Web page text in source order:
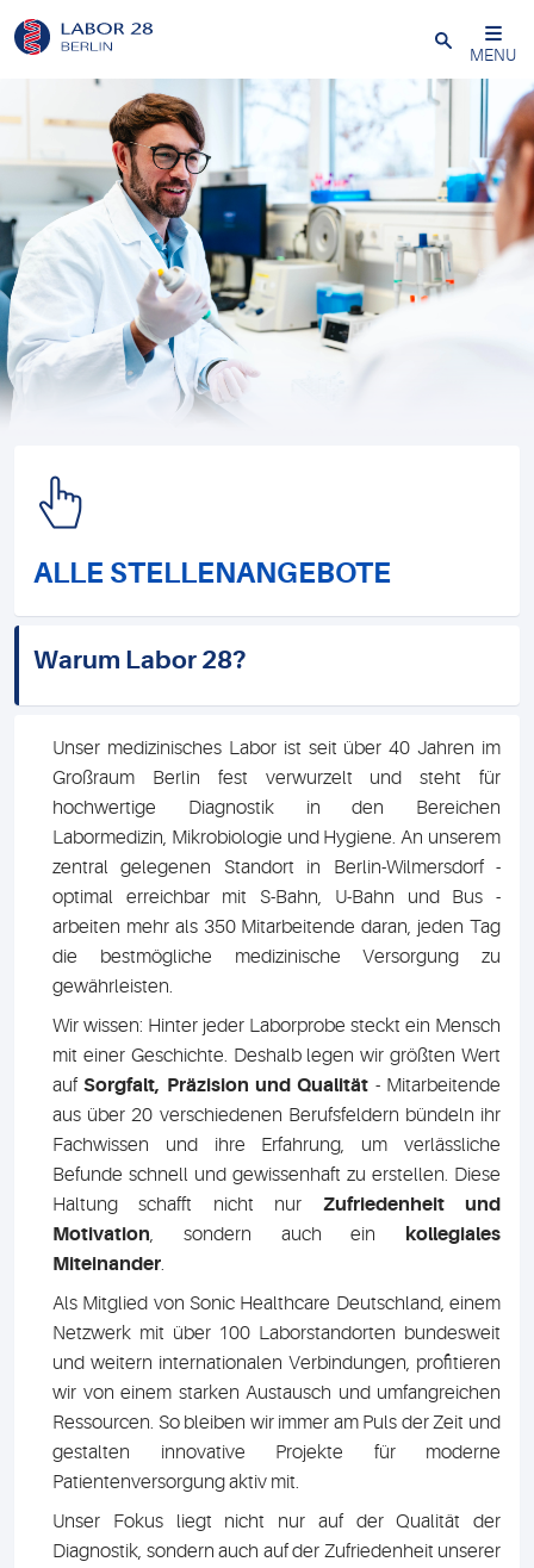
Schließen
MENU
ALLE STELLENANGEBOTE
Warum Labor 28?
Unser medizinisches Labor ist seit über 40 Jahren im
Großraum Berlin fest verwurzelt und steht für
hochwertige Diagnostik in den Bereichen
Labormedizin, Mikrobiologie und Hygiene. An unserem
zentral gelegenen Standort in Berlin-Wilmersdorf -
optimal erreichbar mit S-Bahn, U-Bahn und Bus -
arbeiten mehr als 350 Mitarbeitende daran, jeden Tag
die bestmögliche medizinische Versorgung zu
gewährleisten.
Wir wissen: Hinter jeder Laborprobe steckt ein Mensch
mit einer Geschichte. Deshalb legen wir größten Wert
aufSorgfalt, Präzision und Qualität - Mitarbeitende
aus über 20 verschiedenen Berufsfeldern bündeln ihr
Fachwissen und ihre Erfahrung, um verlässliche
Befunde schnell und gewissenhaft zu erstellen. Diese
Haltung schafft nicht nur Zufriedenheit und
Motivation, sondern auch ein
kollegiales
Miteinander.
Als Mitglied von Sonic Healthcare Deutschland, einem
Netzwerk mit über 100 Laborstandorten bundesweit
und weitern internationalen Verbindungen, profitieren
wir von einem starken Austausch und umfangreichen
Ressourcen. So bleiben wir immer am Puls der Zeit und
gestalten innovative Projekte für moderne
Patientenversorgung aktiv mit.
Unser Fokus liegt nicht nur auf der Qualität der
Diagnostik, sondern auch auf der Zufriedenheit unserer